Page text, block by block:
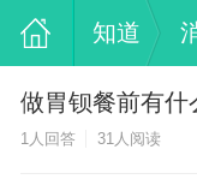
知道
做胃钡餐前有什
1人回答 31人阅读